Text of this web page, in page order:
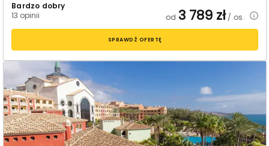
Bardzo dobry
13 opinii
od 3 789 zł/ os.
SPRAWDŹ OFERTĘ